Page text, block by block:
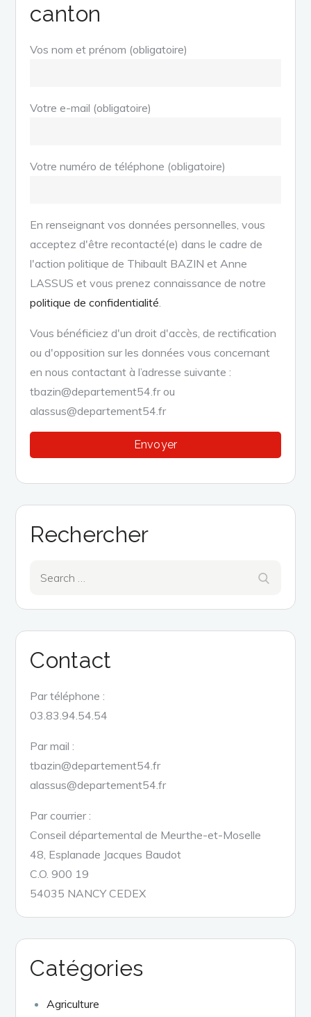
canton
Vos nom et prénom (obligatoire)
Votre e-mail (obligatoire)
Votre numéro de téléphone (obligatoire)
En renseignant vos données personnelles, vous
acceptez d'être recontacté(e) dans le cadre de
l'action politique de Thibault BAZIN et Anne
LASSUS et vous prenez connaissance de notre
politique de confidentialité
Vous bénéficiez d'un droit d'accès, de rectification
ou d'opposition sur les données vous concernant
en nous contactant à l’adresse suivante :
tbazin@departement54.fr ou
alassus@departement54.fr
Rechercher
Contact
Par téléphone :
03.83.94.54.54
Par mail :
tbazin@departement54.fr
alassus@departement54.fr
Par courrier :
Conseil départemental de Meurthe-et-Moselle
48, Esplanade Jacques Baudot
C.O. 900 19
54035 NANCY CEDEX
Catégories
Agriculture